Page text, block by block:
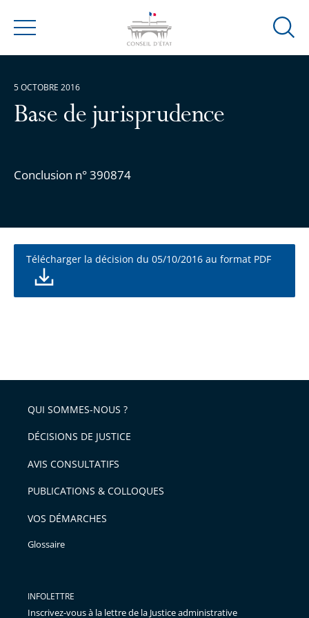
Menu
Ouvrir
Base de jurisprudence
Conclusion n° 390874
5 OCTOBRE 2016
Télécharger la décision du 05/10/2016 au format PDF
QUI SOMMES-NOUS ?
DÉCISIONS DE JUSTICE
AVIS CONSULTATIFS
PUBLICATIONS & COLLOQUES
VOS DÉMARCHES
Glossaire
INFOLETTRE
Inscrivez-vous à la lettre de la Justice administrative